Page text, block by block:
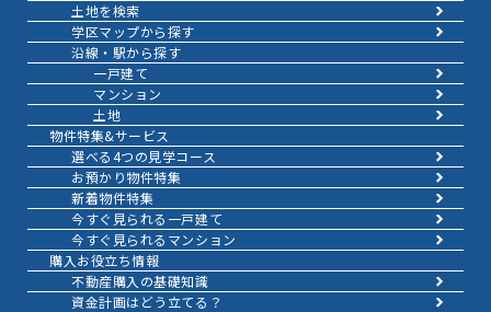
土地を検索
学区マップから探す
沿線・駅から探す
一戸建て
マンション
土地
物件特集&サービス
選べる4つの見学コース
お預かり物件特集
新着物件特集
今すぐ見られる一戸建て
今すぐ見られるマンション
購入お役立ち情報
不動産購入の基礎知識
資金計画はどう立てる？